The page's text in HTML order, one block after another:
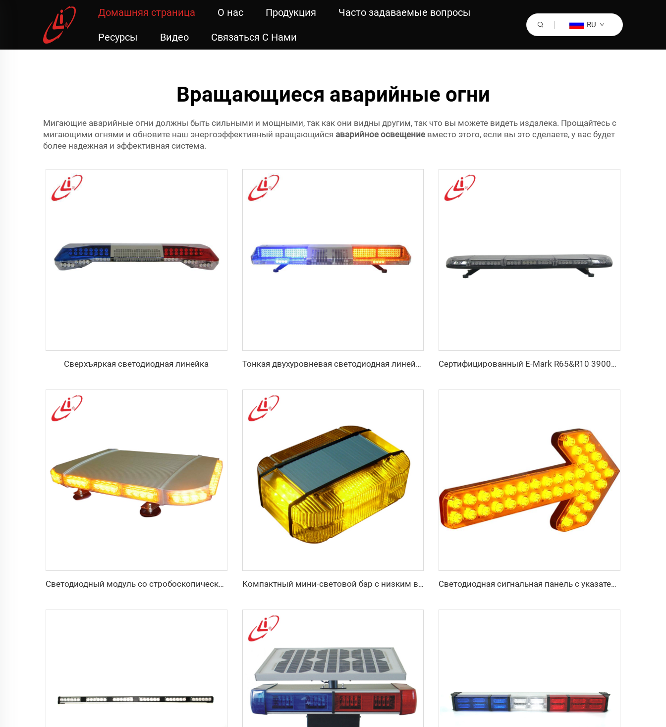
Домашняя страница О нас Продукция Часто задаваемые вопросы
Ресурсы Видео Связаться С Нами
RU
Вращающиеся аварийные огни
Мигающие аварийные огни должны быть сильными и мощными, так как они видны другим, так что вы можете видеть издалека. Прощайтесь с
мигающими огнями и обновите наш энергоэффективный вращающийся аварийное освещение вместо этого, если вы это сделаете, у вас будет
более надежная и эффективная система.
Сверхъяркая светодиодная линейка Тонкая двухуровневая светодиодная линейка Сертифицированный E-Mark R65&R10 39000 Световая полоса-мигалка
Светодиодный модуль со стробоскопическим сигналом в алюминиевом корпусе, мини-световой бар Компактный мини-световой бар с низким весом и высокой яркостью Светодиодная сигнальная панель с указателем направления стрелки